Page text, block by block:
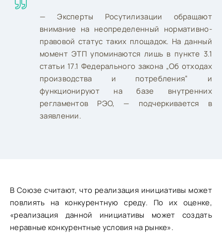
— Эксперты Росутилизации обращают
внимание на неопределенный нормативно-
правовой статус таких площадок. На данный
момент ЭТП упоминаются лишь в пункте 3.1
статьи 17.1 Федерального закона „Об отходах
производства и потребления“ и
функционируют на базе внутренних
регламентов РЭО, — подчеркивается в
заявлении.
В Союзе считают, что реализация инициативы может
повлиять на конкурентную среду. По их оценке,
«реализация данной инициативы может создать
неравные конкурентные условия на рынке».